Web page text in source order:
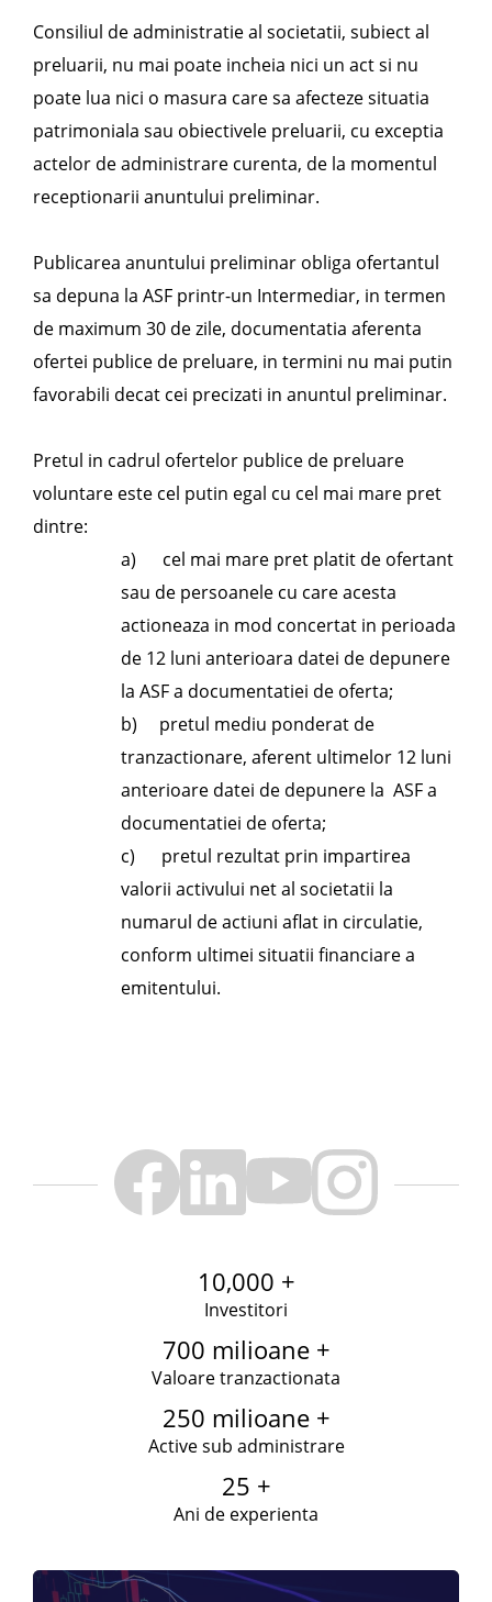
Consiliul de administratie al societatii, subiect al
preluarii, nu mai poate incheia nici un act si nu
poate lua nici o masura care sa afecteze situatia
patrimoniala sau obiectivele preluarii, cu exceptia
actelor de administrare curenta, de la momentul
receptionarii anuntului preliminar.
Publicarea anuntului preliminar obliga ofertantul
sa depuna la ASF printr-un Intermediar, in termen
de maximum 30 de zile, documentatia aferenta
ofertei publice de preluare, in termini nu mai putin
favorabili decat cei precizati in anuntul preliminar.
Pretul in cadrul ofertelor publice de preluare
voluntare este cel putin egal cu cel mai mare pret
dintre:
a) cel mai mare pret platit de ofertant
sau de persoanele cu care acesta
actioneaza in mod concertat in perioada
de 12 luni anterioara datei de depunere
la ASF a documentatiei de oferta;
b) pretul mediu ponderat de
tranzactionare, aferent ultimelor 12 luni
anterioare datei de depunere la ASF a
documentatiei de oferta;
c) pretul rezultat prin impartirea
valorii activului net al societatii la
numarul de actiuni aflat in circulatie,
conform ultimei situatii financiare a
emitentului.
10,000 +
Investitori
700 milioane +
Valoare tranzactionata
250 milioane +
Active sub administrare
25 +
Ani de experienta